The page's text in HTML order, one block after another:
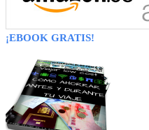
¡EBOOK GRATIS!